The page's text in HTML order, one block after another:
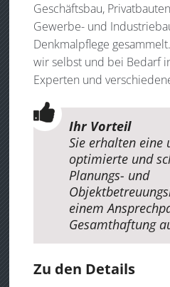
Geschäftsbau,
Gewerbe- und
Denkmalpflege
wir selbst und bei Bedarf
Experten und
Ihr Vorteil
Sie erhalten eine
optimierte und
Planungs-​ und
einem
Gesamthaftung
Zu den Details